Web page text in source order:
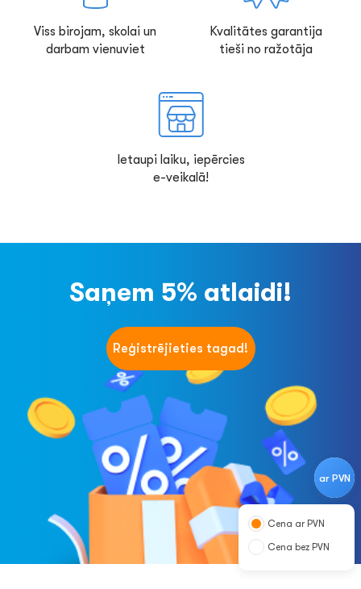
ar PVN
Cena ar PVN
Cena bez PVN
Viss birojam, skolai un
darbam vienuviet
Kvalitātes garantija
tieši no ražotāja
Ietaupi laiku, iepērcies
e-veikalā!
Saņem 5% atlaidi!
Reģistrējieties tagad!